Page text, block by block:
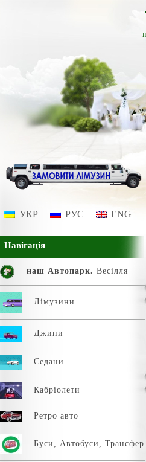
УКР РУС ENG
Навігація
наш Автопарк. Весілля
Лімузини
Джипи
Седани
Кабріолети
Ретро авто
Буси, Автобуси, Трансфер